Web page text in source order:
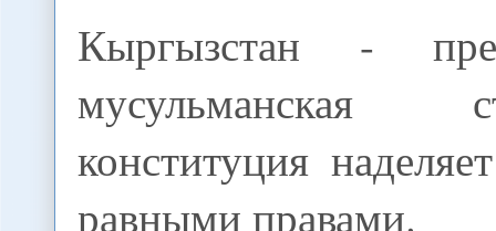
Кыргызстан -
мусульманская
конституция
равными правами.